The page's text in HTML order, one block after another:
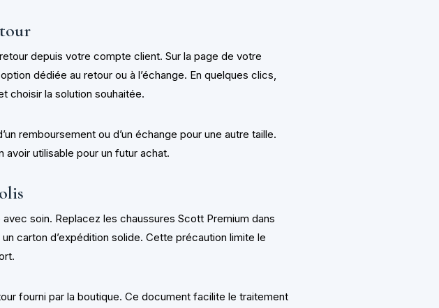
depuis votre compte client. Sur la page de votre
dédiée au retour ou à l’échange. En quelques clics,
choisir la solution souhaitée.
remboursement ou d’un échange pour une autre taille.
utilisable pour un futur achat.
soin. Replacez les chaussures Scott Premium dans
carton d’expédition solide. Cette précaution limite le
fourni par la boutique. Ce document facilite le traitement